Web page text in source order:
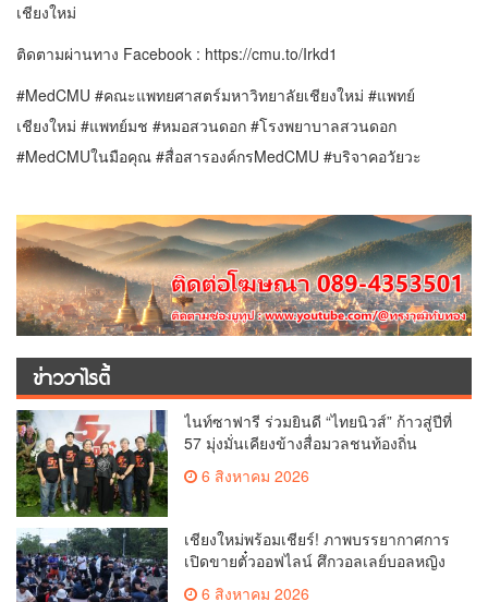
เชียงใหม่
ติดตามผ่านทาง Facebook : https://cmu.to/Irkd1
#MedCMU #คณะแพทยศาสตร์มหาวิทยาลัยเชียงใหม่ #แพทย์
เชียงใหม่ #แพทย์มช #หมอสวนดอก #โรงพยาบาลสวนดอก
#MedCMUในมือคุณ #สื่อสารองค์กรMedCMU #บริจาคอวัยวะ
ข่าววาไรตี้
ไนท์ซาฟารี ร่วมยินดี “ไทยนิวส์” ก้าวสู่ปีที่
57 มุ่งมั่นเคียงข้างสื่อมวลชนท้องถิ่น
6 สิงหาคม 2026
เชียงใหม่พร้อมเชียร์! ภาพบรรยากาศการ
เปิดขายตั๋วออฟไลน์ ศึกวอลเลย์บอลหญิง
6 สิงหาคม 2026